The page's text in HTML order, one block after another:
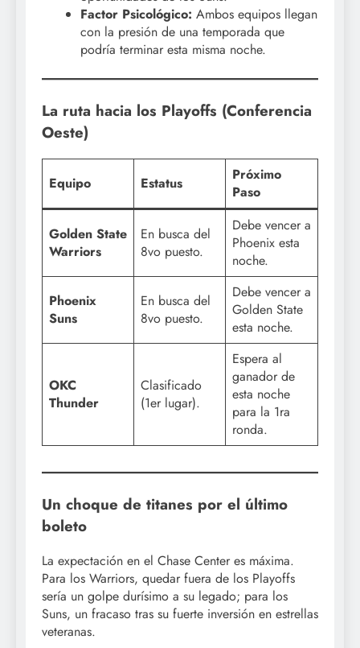
Factor Psicológico: Ambos equipos llegan
con la presión de una temporada que
podría terminar esta misma noche.
La ruta hacia los Playoffs (Conferencia
Oeste)
Equipo Estatus
Próximo
Paso
Golden State
Warriors
En busca del
8vo puesto.
Debe vencer a
Phoenix esta
noche.
Phoenix
Suns
En busca del
8vo puesto.
Debe vencer a
Golden State
esta noche.
OKC
Thunder
Clasificado
(1er lugar).
Espera al
ganador de
esta noche
para la 1ra
ronda.
Un choque de titanes por el último
boleto
La expectación en el Chase Center es máxima.
Para los Warriors, quedar fuera de los Playoffs
sería un golpe durísimo a su legado; para los
Suns, un fracaso tras su fuerte inversión en estrellas
veteranas.